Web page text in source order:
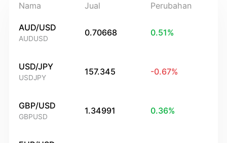
Nama Jual Perubahan
AUD/USD
AUDUSD
0.70668 0.51%
USD/JPY
USDJPY
157.345 -0.67%
GBP/USD
GBPUSD
1.34991 0.36%